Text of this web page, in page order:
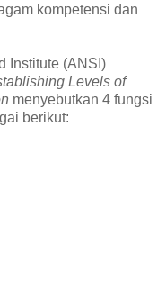
kompetensi dan
Institute (ANSI)
Levels of
menyebutkan 4 fungsi
berikut: